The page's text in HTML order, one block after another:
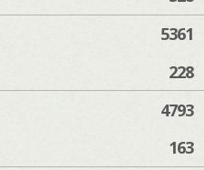
5361
228
4793
163